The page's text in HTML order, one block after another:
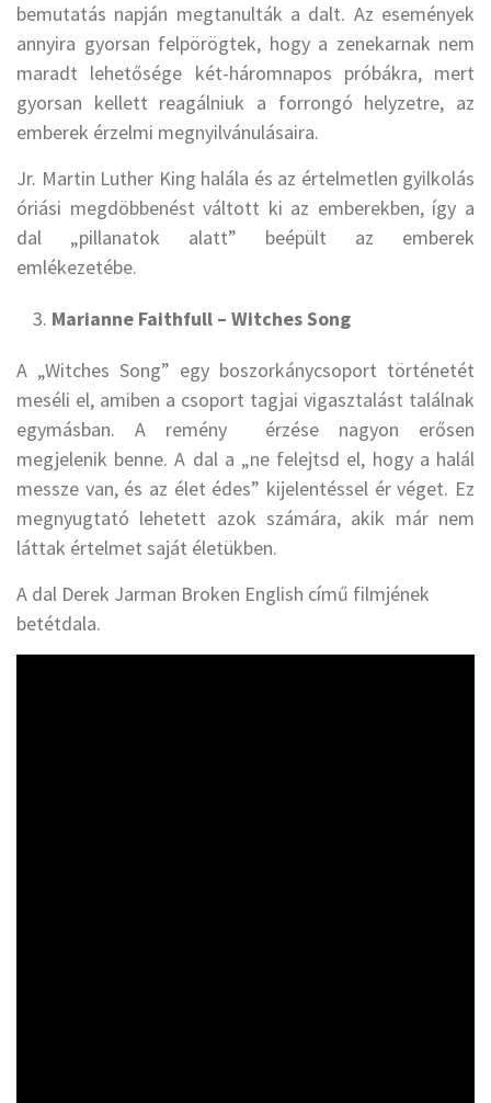
bemutatás napján megtanulták a dalt. Az események
annyira gyorsan felpörögtek, hogy a zenekarnak nem
maradt lehetősége két-háromnapos próbákra, mert
gyorsan kellett reagálniuk a forrongó helyzetre, az
emberek érzelmi megnyilvánulásaira.
Jr. Martin Luther King halála és az értelmetlen gyilkolás
óriási megdöbbenést váltott ki az emberekben, így a
dal „pillanatok alatt” beépült az emberek
emlékezetébe.
Marianne Faithfull – Witches Song
A „Witches Song” egy boszorkánycsoport történetét
meséli el, amiben a csoport tagjai vigasztalást találnak
egymásban. A remény érzése nagyon erősen
megjelenik benne. A dal a „ne felejtsd el, hogy a halál
messze van, és az élet édes” kijelentéssel ér véget. Ez
megnyugtató lehetett azok számára, akik már nem
láttak értelmet saját életükben.
A dal Derek Jarman Broken English című filmjének
betétdala.